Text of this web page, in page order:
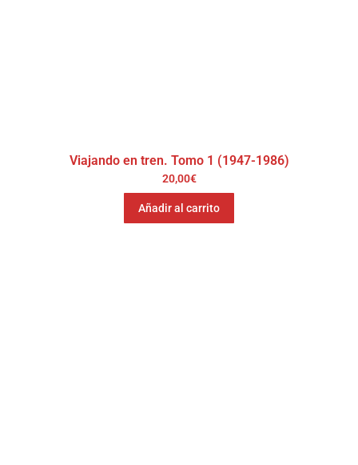
Viajando en tren. Tomo 1 (1947-1986)
20,00€
Añadir al carrito